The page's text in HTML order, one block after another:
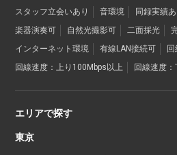
スタッフ立会いあり
音環境 同録実績あ
楽器演奏可
自然光撮影可 二面採光
インターネット環境
有線LAN接続可
回線速度：上り100Mbps以上
回線速度
エリアで探す
東京